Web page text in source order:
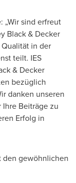
„Wir sind erfreut
Black& Decker
in der
teilt. IES
& Decker
bezüglich
danken unseren
Beiträge zu
Erfolg in
den gewöhnlichen